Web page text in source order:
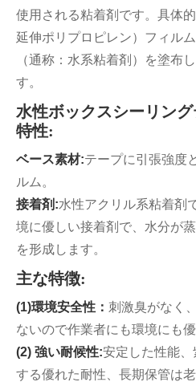
使用される粘着剤です。具体
延伸ポリプロピレン）フィル
（通称：水系粘着剤）を塗布
す。
水性ボックスシーリン
特性:
ベース素材:テープに引張強度
ルム。
接着剤:水性アクリル系粘着剤
境に優しい接着剤で、水分が
を形成します。
主な特徴:
(1)環境安全性： 刺激臭がなく
ないので作業者にも環境にも優
(2) 強い耐候性:安定した性能
する優れた耐性、長期保管は